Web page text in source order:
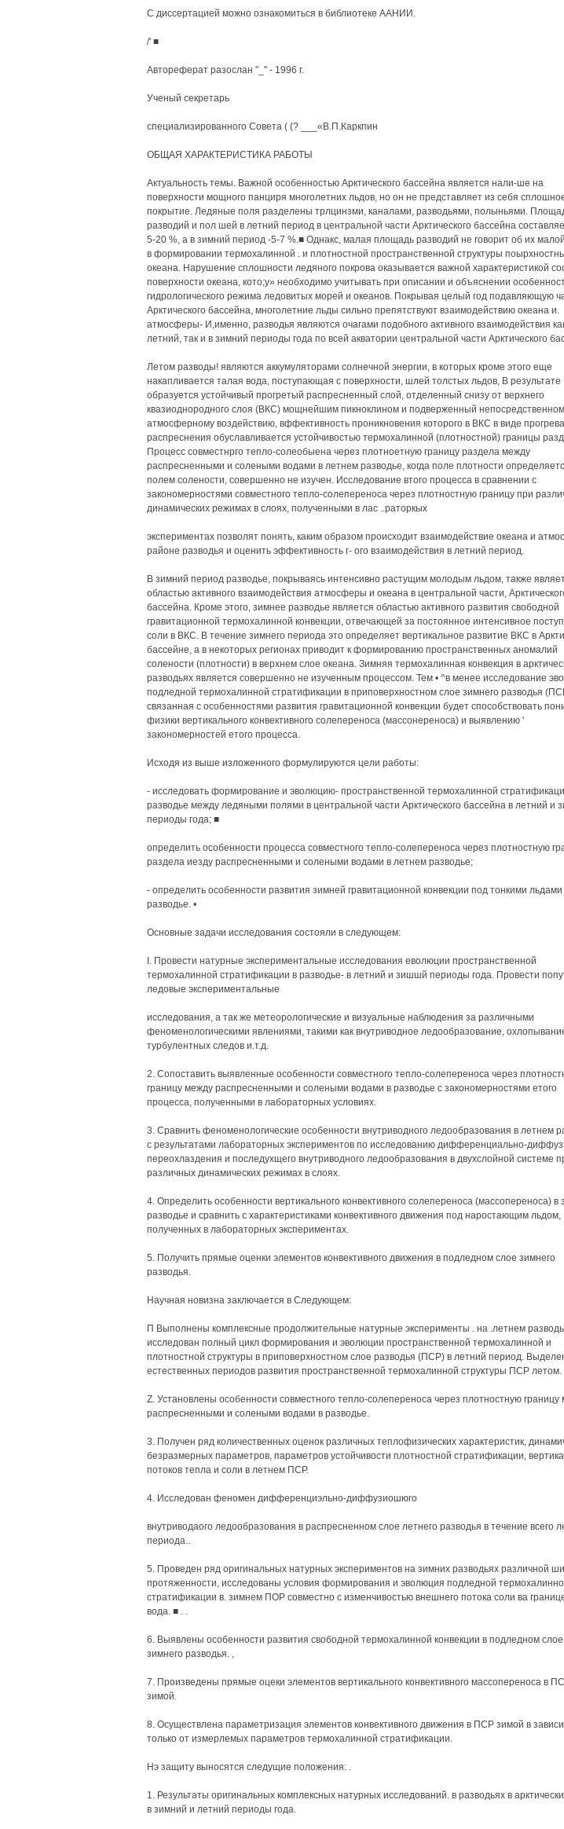
С диссертацией можно ознакомиться в библиотеке ААНИИ.
/' ■
Автореферат разослан "_" - 1996 г.
Ученый секретарь
специализированного Совета ( (? ___«В.П.Каркпин
ОБЩАЯ ХАРАКТЕРИСТИКА РАБОТЫ
Актуальность темы. Важной особенностью Арктического бассейна является нали-ше на
поверхности мощного панциря многолетних льдов, но он не представляет из себя
покрытие. Ледяные поля разделены трлцинзми, каналами, разводьями, полыньями.
разводий и пол шей в летний период в центральной части Арктического бассейна
5-20 %, а в зимний период -5-7 %.■ Однакс, малая площадь разводий не говорит об их
в формировании термохалинной . и плотностной пространственной структуры
океана. Нарушение сплошности ледяного покрова оказывается важной характеристикой
поверхности океана, кото;у» необходимо учитывать при описании и объяснении
гидрологического режима ледовитых морей и океанов. Покрывая целый год подавляющую
Арктического бассейна, многолетние льды сильно препятствуют взаимодействию океана и.
атмосферы- И,именно, разводья являются очагами подобного активного взаимодействия
летний, так и в зимний периоды года по всей акватории центральной части Арктического
Летом разводы! являются аккумуляторами солнечной энергии, в которых кроме этого еще
накапливается талая вода, поступающая с поверхности, шлей толстых льдов, В результате
образуется устойчивый прогретый распресненный слой, отделенный снизу от верхнего
квазиоднородного слоя (ВКС) мощнейшим пикноклином и подверженный
атмосферному воздействию, вффективность проникновения которого в ВКС в виде
распреснения обуславливается устойчивостью термохалинной (плотностной) границы
Процесс совместнрго тепло-солеобыена через плотноетную границу раздела между
распресненными и солеными водами в летнем разводье, когда поле плотности
полем солености, совершенно не изучен. Исследование втого процесса в сравнении с
закономерностями совместного тепло-солепереноса через плотностную границу при
динамических режимах в слоях, полученными в лас ..раторкых
экспериментах позволят понять, каким образом происходит взаимодействие океана и
районе разводья и оценить эффективность г- ого взаимодействия в летний период.
В зимний период разводье, покрываясь интенсивно растущим молодым льдом, также
областью активного взаимодействия атмосферы и океана в центральной части,
бассейна. Кроме этого, зимнее разводье является областью активного развития свободной
гравитационной термохалинной конвекции, отвечающей за постоянное интенсивное
соли в ВКС. В течение зимнего периода это определяет вертикальное развитие ВКС в
бассейне, а в некоторых регионах приводит к формированию пространственных аномалий
солености (плотности) в верхнем слое океана. Зимняя термохалинная конвекция в
разводьях является совершенно не изученным процессом. Тем • ^в менее исследование
подледной термохалинной стратификации в приповерхностном слое зимнего разводья
связанная с особенностями развития гравитационной конвекции будет способствовать
физики вертикального конвективного солепереноса (массонереноса) и выявлению '
закономерностей етого процесса.
Исходя из выше изложенного формулируются цели работы:
- исследовать формирование и эволюцию- пространственной термохалинной
разводье между ледяными полями в центральной части Арктического бассейна в летний и
периоды года; ■
определить особенности процесса совместного тепло-солепереноса через плотностную
раздела иезду распресненными и солеными водами в летнем разводье;
- определить особенности развития зимней гравитационной конвекции под тонкими льдами
разводье. •
Основные задачи исследования состояли в следующем:
I. Провести натурные экспериментальные исследования еволюции пространственной
термохалинной стратификации в разводье- в летний и зишшй периоды года. Провести
ледовые экспериментальные
исследования, а так же метеорологические и визуальные наблюдения за различными
феноменологическими явлениями, такими как внутриводное ледообразование,
турбулентных следов и.т.д.
2. Сопоставить выявленные особенности совместного тепло-солепереноса через
границу между распресненными и солеными водами в разводье с закономерностями етого
процесса, полученными в лабораторных условиях.
3. Сравнить феноменологические особенности внутриводного ледообразования в летнем
с результатами лабораторных экспериментов по исследованию дифференциально-
переохлаздения и последухщего внутриводного ледообразования в двухслойной системе
различных динамических режимах в слоях.
4. Определить особенности вертикального конвективного солепереноса (массопереноса) в
разводье и сравнить с характеристиками конвективного движения под наростающим льдом,
полученных в лабораторных экспериментах.
5. Получить прямые оценки элементов конвективного движения в подледном слое зимнего
разводья.
Научная новизна заключается в Следующем:
П Выполнены комплексные продолжительные натурные эксперименты . на .летнем
исследован полный цикл формирования и эволюции пространственной термохалинной и
плотностной структуры в приповерхностном слое разводья (ПСР) в летний период.
естественных периодов развития пространственной термохалинной структуры ПСР летом.
Z. Установлены особенности совместного тепло-солепереноса через плотностную границу
распресненными и солеными водами в разводье.
3. Получен ряд количественных оценок различных теплофизических характеристик,
безразмерных параметров, параметров устойчивости плотностной стратификации,
потоков тепла и соли в летнем ПСР.
4. Исследован феномен дифференциэльно-диффузиошюго
внутриводаого ледообразования в распресненном слое летнего разводья в течение всего
периода..
5. Проведен ряд оригинальных натурных экспериментов на зимних разводьях различной
протяженности, исследованы условия формирования и эволюция подледной
стратификации в. зимнем ПОР совместно с изменчивостью внешнего потока соли ва
вода. ■ . .
6. Выявлены особенности развития свободной термохалинной конвекции в подледном слое
зимнего разводья. ,
7. Произведены прямые оцеки элементов вертикального конвективного массопереноса в
зимой.
8. Осуществлена параметризация элементов конвективного движения в ПСР зимой в
только от измерлемых параметров термохалинной стратификации.
Нэ защиту выносятся следущие положения: .
1. Результаты оригинальных комплексных натурных исследований. в разводьях в
в зимний и летний периоды года.